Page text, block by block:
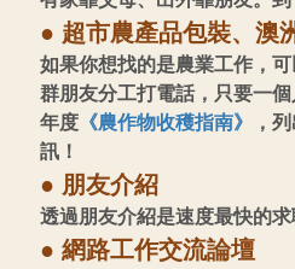
● 超市農產品包裝、澳
如果你想找的是農業工作，
群朋友分工打電話，只要一
年度《農作物收穫指南》
，
訊！
● 朋友介紹
透過朋友介紹是速度最快的
● 網路工作交流論壇